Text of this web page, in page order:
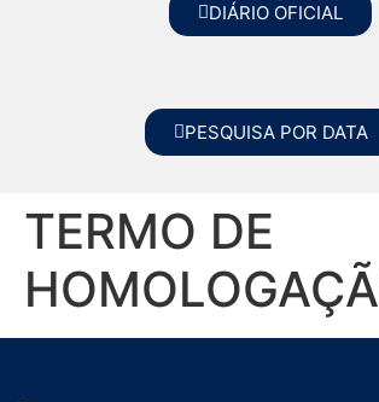
DIÁRIO OFICIAL
PESQUISA POR DATA
TERMO DE